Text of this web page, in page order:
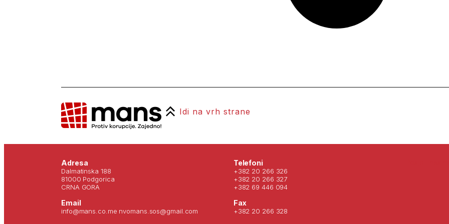
Idi na vrh strane
Adresa
Dalmatinska 188
81000 Podgorica
CRNA GORA
Email
info@mans.co.me nvomans.sos@gmail.com
Telefoni
+382 20 266 326
+382 20 266 327
+382 69 446 094
Fax
+382 20 266 328